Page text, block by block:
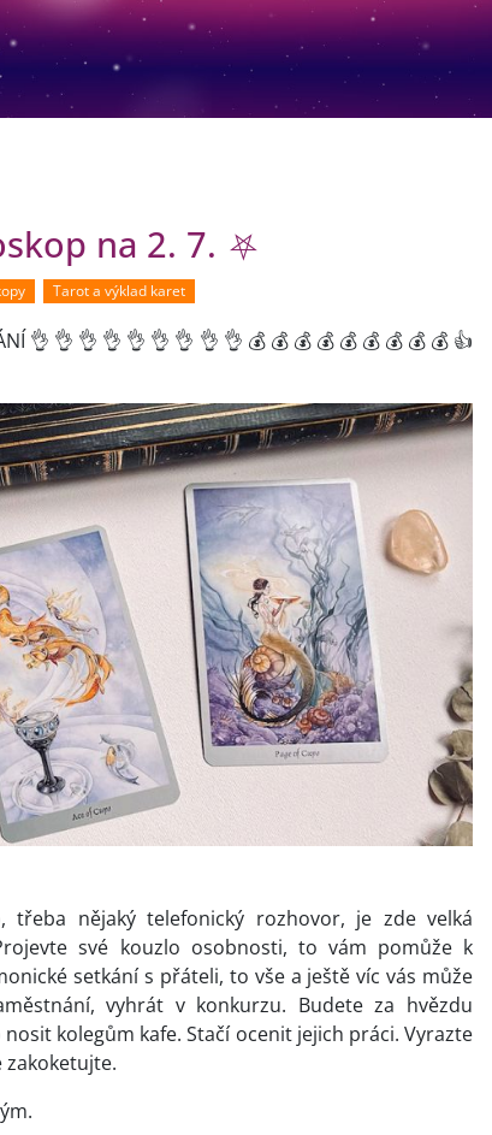
na 2. 7. ⛧
Tarot a výklad karet
👌 👌 👌 👌 👌 👌 👌 👌 👌 💰 💰 💰 💰 💰 💰 💰 💰 💰 👍
třeba nějaký telefonický rozhovor, je zde velká
své kouzlo osobnosti, to vám pomůže k
setkání s přáteli, to vše a ještě víc vás může
vyhrát v konkurzu. Budete za hvězdu
kolegům kafe. Stačí ocenit jejich práci. Vyrazte
zakoketujte.